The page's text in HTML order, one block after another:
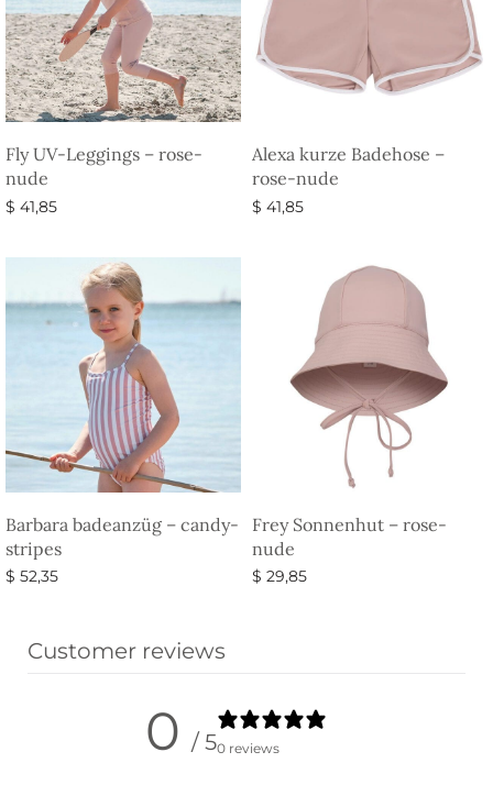
Fly UV-Leggings – rose-
nude
$ 41,85
Alexa kurze Badehose –
rose-nude
$ 41,85
Barbara badeanzüg – candy-
stripes
$ 52,35
Frey Sonnenhut – rose-
nude
$ 29,85
Customer reviews
0 / 50 reviews